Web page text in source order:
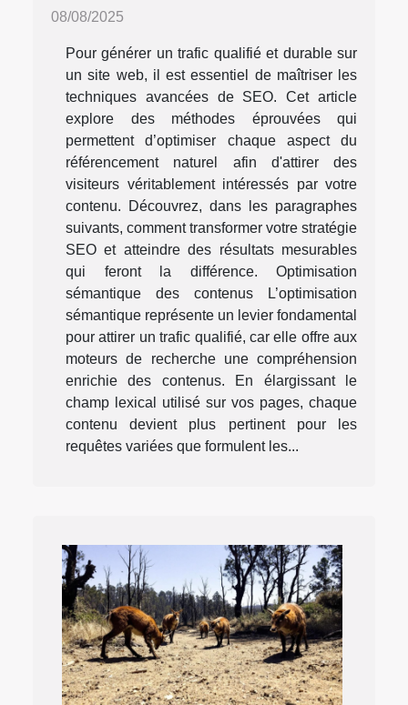
08/08/2025
Pour générer un trafic qualifié et durable sur
un site web, il est essentiel de maîtriser les
techniques avancées de SEO. Cet article
explore des méthodes éprouvées qui
permettent d’optimiser chaque aspect du
référencement naturel afin d'attirer des
visiteurs véritablement intéressés par votre
contenu. Découvrez, dans les paragraphes
suivants, comment transformer votre stratégie
SEO et atteindre des résultats mesurables
qui feront la différence. Optimisation
sémantique des contenus L’optimisation
sémantique représente un levier fondamental
pour attirer un trafic qualifié, car elle offre aux
moteurs de recherche une compréhension
enrichie des contenus. En élargissant le
champ lexical utilisé sur vos pages, chaque
contenu devient plus pertinent pour les
requêtes variées que formulent les...